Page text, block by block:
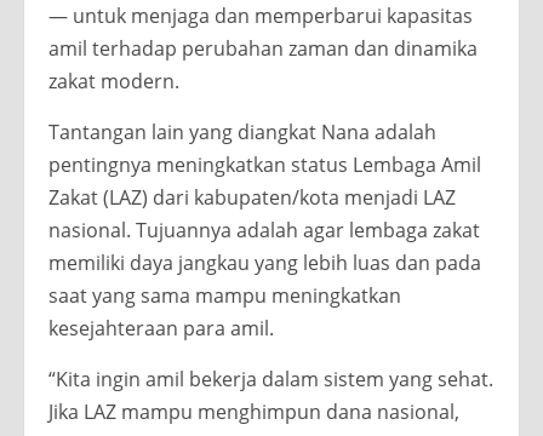
— untuk menjaga dan memperbarui kapasitas
amil terhadap perubahan zaman dan dinamika
zakat modern.
Tantangan lain yang diangkat Nana adalah
pentingnya meningkatkan status Lembaga Amil
Zakat (LAZ) dari kabupaten/kota menjadi LAZ
nasional. Tujuannya adalah agar lembaga zakat
memiliki daya jangkau yang lebih luas dan pada
saat yang sama mampu meningkatkan
kesejahteraan para amil.
“Kita ingin amil bekerja dalam sistem yang sehat.
Jika LAZ mampu menghimpun dana nasional,